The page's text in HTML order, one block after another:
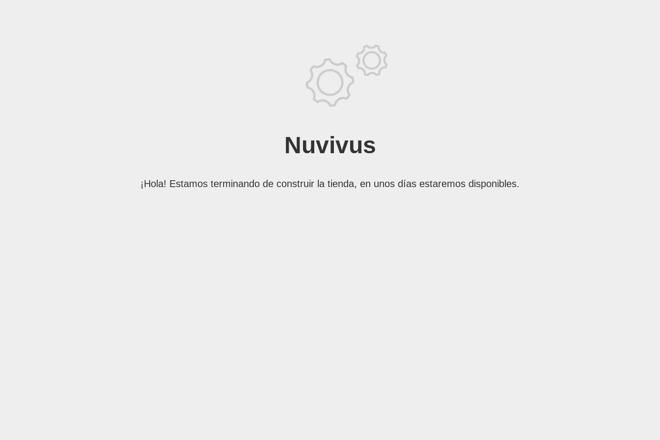
Nuvivus
¡Hola! Estamos terminando de construir la tienda, en unos días estaremos disponibles.